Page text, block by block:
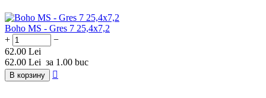
Boho MS - Gres 7 25,4x7,2
+
−
62.00 Lei
62.00 Lei за 1.00 buc
В корзину 